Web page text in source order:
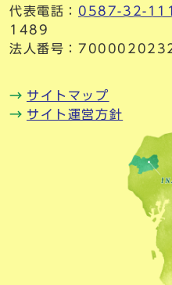
代表電話： 0587-32-
1489
法人番号：
サイトマップ
サイト運営方針